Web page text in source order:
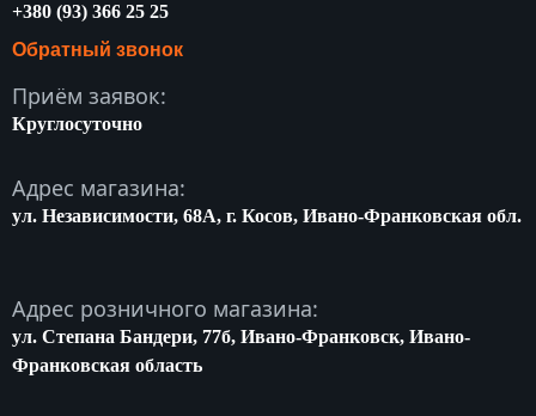
+380 (93) 366 25 25
Обратный звонок
Приём заявок:
Круглосуточно
Адрес магазина:
ул. Независимости, 68A, г. Косов, Ивано-Франковская обл.
Адрес розничного магазина:
ул. Степана Бандери, 77б, Ивано-Франковск, Ивано-
Франковская область